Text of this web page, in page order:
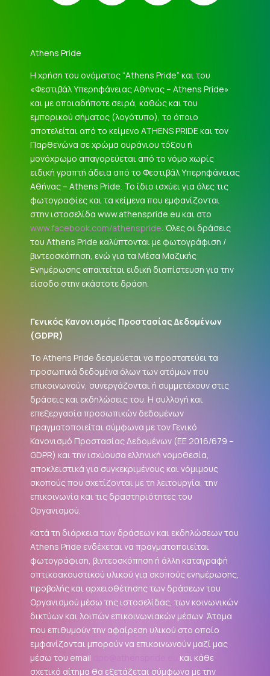
Athens Pride
Η χρήση του ονόματος “Athens Pride” και του
«Φεστιβάλ Υπερηφάνειας Αθήνας – Athens Pride»
και με οποιαδήποτε σειρά, καθώς και του
εμπορικού σήματος (λογότυπο), το όποιο
αποτελείται από το κείμενο ATHENS PRIDE και τον
Παρθενώνα σε χρώμα ουράνιου τόξου ή
μονόχρωμο απαγορεύεται από το νόμο χωρίς
ειδική γραπτή άδεια από το Φεστιβάλ Υπερηφάνειας
Αθήνας – Athens Pride. Το ίδιο ισχύει για όλες τις
φωτογραφίες και τα κείμενα που εμφανίζονται
στην ιστοσελίδα www.athenspride.eu και στο
www.facebook.com/athenspride. Όλες οι δράσεις
του Athens Pride καλύπτονται με φωτογράφιση /
βιντεοσκόπηση, ενώ για τα Μέσα Μαζικής
Ενημέρωσης απαιτείται ειδική διαπίστευση για την
είσοδο στην εκάστοτε δράση.
Γενικός Κανονισμός Προστασίας Δεδομένων
(GDPR)
Το Athens Pride δεσμεύεται να προστατεύει τα
προσωπικά δεδομένα όλων των ατόμων που
επικοινωνούν, συνεργάζονται ή συμμετέχουν στις
δράσεις και εκδηλώσεις του. Η συλλογή και
επεξεργασία προσωπικών δεδομένων
πραγματοποιείται σύμφωνα με τον Γενικό
Κανονισμό Προστασίας Δεδομένων (ΕΕ 2016/679 –
GDPR) και την ισχύουσα ελληνική νομοθεσία,
αποκλειστικά για συγκεκριμένους και νόμιμους
σκοπούς που σχετίζονται με τη λειτουργία, την
επικοινωνία και τις δραστηριότητες του
Οργανισμού.
Κατά τη διάρκεια των δράσεων και εκδηλώσεων του
Athens Pride ενδέχεται να πραγματοποιείται
φωτογράφιση, βιντεοσκόπηση ή άλλη καταγραφή
οπτικοακουστικού υλικού για σκοπούς ενημέρωσης,
προβολής και αρχειοθέτησης των δράσεων του
Οργανισμού μέσω της ιστοσελίδας, των κοινωνικών
δικτύων και λοιπών επικοινωνιακών μέσων. Άτομα
που επιθυμούν την αφαίρεση υλικού στο οποίο
εμφανίζονται μπορούν να επικοινωνούν μαζί μας
μέσω του email
και κάθε
σχετικό αίτημα θα εξετάζεται σύμφωνα με την